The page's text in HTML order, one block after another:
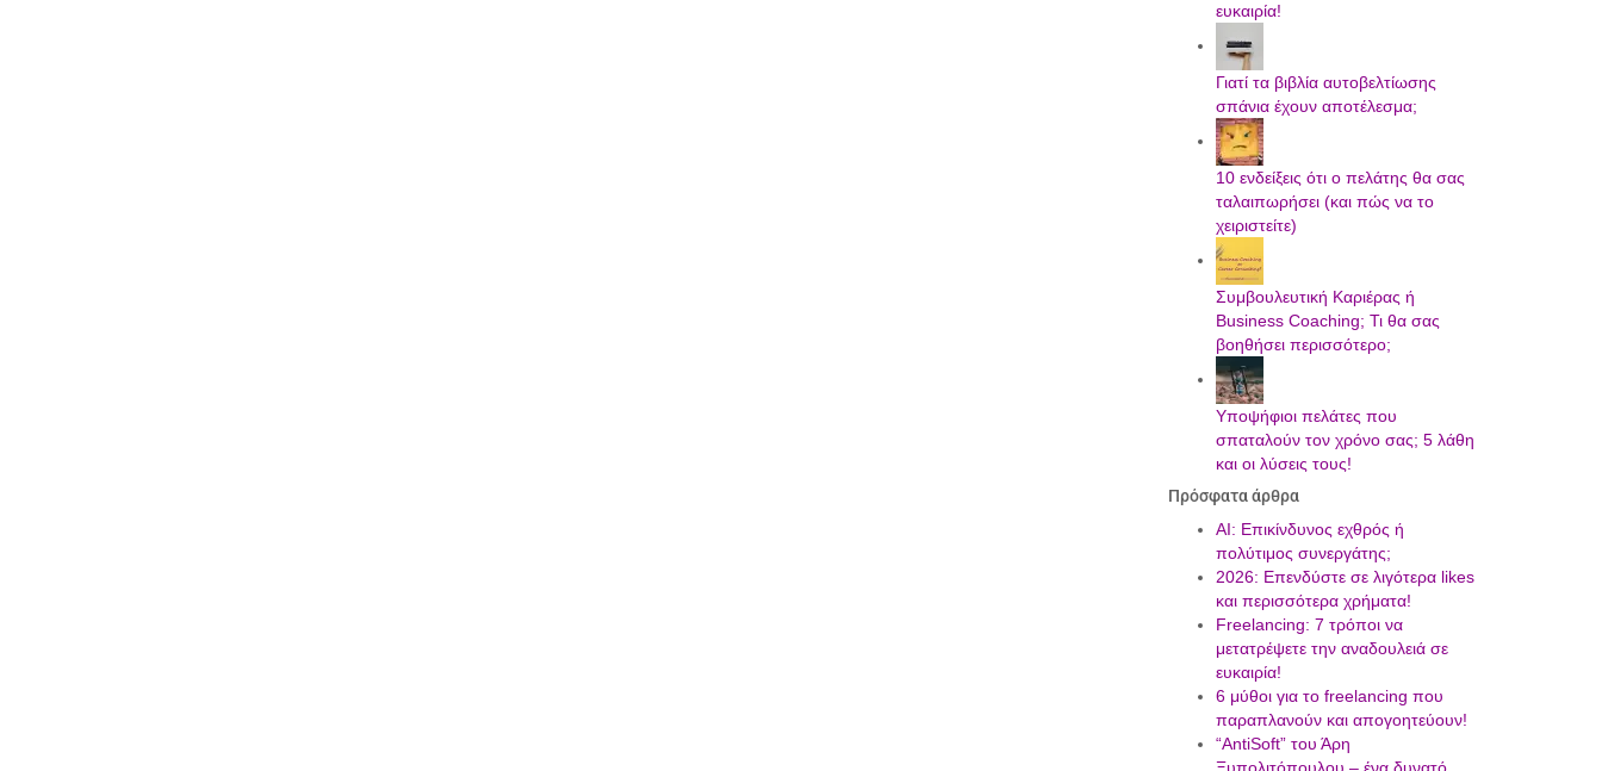
ευκαιρία!
Γιατί τα βιβλία αυτοβελτίωσης
σπάνια έχουν αποτέλεσμα;
10 ενδείξεις ότι ο πελάτης θα σας
ταλαιπωρήσει (και πώς να το
χειριστείτε)
Συμβουλευτική Καριέρας ή
Business Coaching; Τι θα σας
βοηθήσει περισσότερο;
Υποψήφιοι πελάτες που
σπαταλούν τον χρόνο σας; 5 λάθη
και οι λύσεις τους!
Πρόσφατα άρθρα
AI: Επικίνδυνος εχθρός ή
πολύτιμος συνεργάτης;
2026: Επενδύστε σε λιγότερα likes
και περισσότερα χρήματα!
Freelancing: 7 τρόποι να
μετατρέψετε την αναδουλειά σε
ευκαιρία!
6 μύθοι για το freelancing που
παραπλανούν και απογοητεύουν!
“AntiSoft” του Άρη